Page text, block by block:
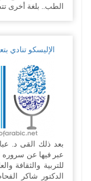
الطب.. بلغة أخرى
الإليسكو تنادي
بعد ذلك القى د.
عبر فيها عن سروره
للتربية والثقافة
الدكتور شاكر